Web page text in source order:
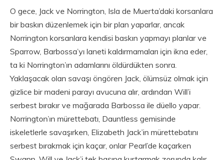
O gece, Jack ve Norrington, Isla de Muerta’daki korsanlara
bir baskın düzenlemek için bir plan yaparlar, ancak
Norrington korsanlara kendisi baskın yapmayı planlar ve
Sparrow, Barbossa’yı laneti kaldırmamaları için ikna eder,
ta ki Norrington’ın adamlarını öldürdükten sonra.
Yaklaşacak olan savaşı öngören Jack, ölümsüz olmak için
gizlice bir madeni parayı avucuna alır, ardından Will’i
serbest bırakır ve mağarada Barbossa ile düello yapar.
Norrington’ın mürettebatı, Dauntless gemisinde
iskeletlerle savaşırken, Elizabeth Jack’in mürettebatını
serbest bırakmak için kaçar, onlar Pearl’de kaçarken